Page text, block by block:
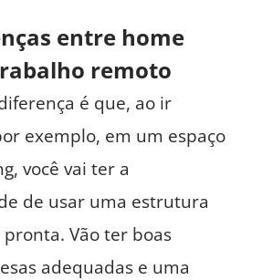
entre home
remoto
é que, ao ir
exemplo, em um espaço
você vai ter a
de usar uma estrutura
Vão ter boas
adequadas e uma